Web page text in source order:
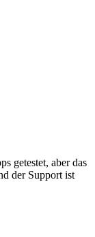
getestet, aber das
der Support ist